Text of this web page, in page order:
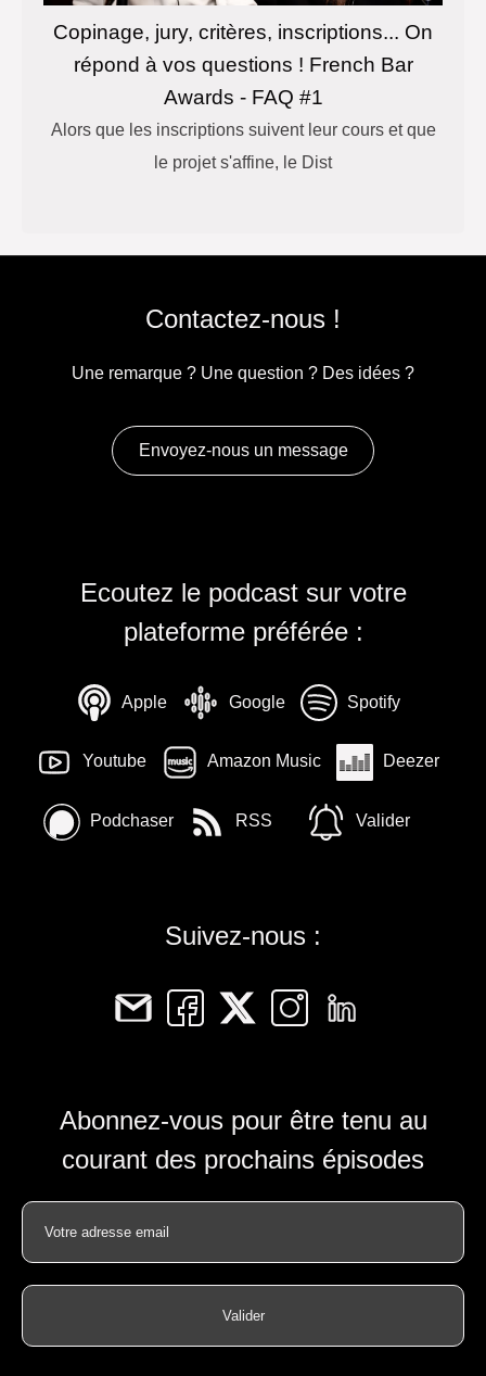
Copinage, jury, critères, inscriptions... On
répond à vos questions ! French Bar
Awards - FAQ #1
Alors que les inscriptions suivent leur cours et que
le projet s'affine, le Dist
Contactez-nous !
Une remarque ? Une question ? Des idées ?
Envoyez-nous un message
Ecoutez le podcast sur votre
plateforme préférée :
Apple Google Spotify
Youtube Amazon Music Deezer
Podchaser RSS Valider
Suivez-nous :
Abonnez-vous pour être tenu au
courant des prochains épisodes